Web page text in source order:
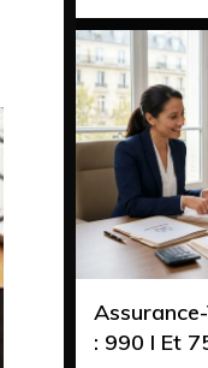
: 990 I Et